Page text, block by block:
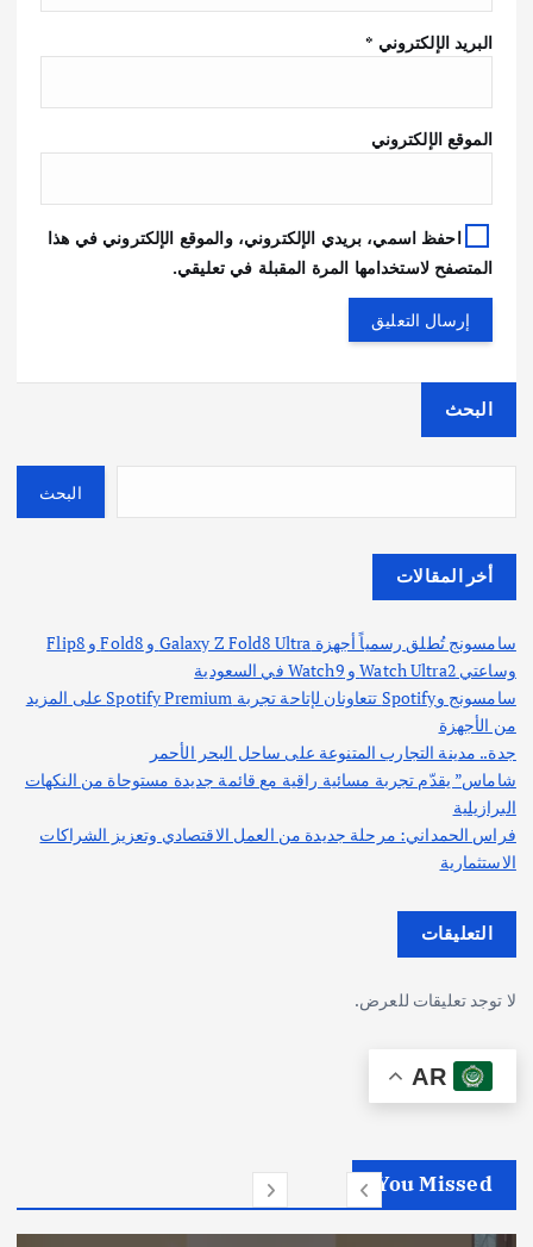
البريد الإلكتروني *
الموقع الإلكتروني
احفظ اسمي، بريدي الإلكتروني، والموقع الإلكتروني في هذا
المتصفح لاستخدامها المرة المقبلة في تعليقي.
البحث
البحث
أخر المقالات
سامسونج تُطلق رسمياً أجهزة Galaxy Z Fold8 Ultra و Fold8 و Flip8
وساعتي Watch Ultra2 و Watch9 في السعودية
سامسونج وSpotify تتعاونان لإتاحة تجربة Spotify Premium على المزيد
من الأجهزة
جدة.. مدينة التجارب المتنوعة على ساحل البحر الأحمر
شاماس” يقدّم تجربة مسائية راقية مع قائمة جديدة مستوحاة من النكهات
البرازيلية
فراس الحمداني: مرحلة جديدة من العمل الاقتصادي وتعزيز الشراكات
الاستثمارية
التعليقات
لا توجد تعليقات للعرض.
AR
You Missed